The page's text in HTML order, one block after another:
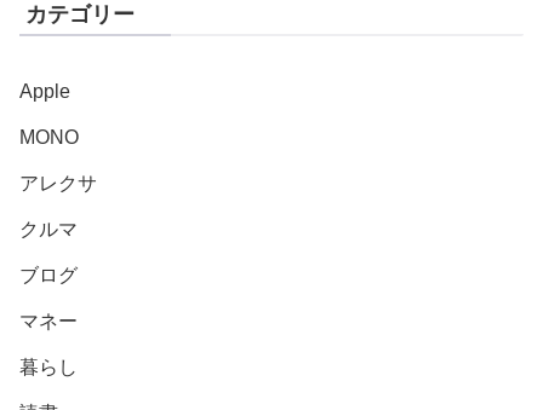
カテゴリー
Apple
MONO
アレクサ
クルマ
ブログ
マネー
暮らし